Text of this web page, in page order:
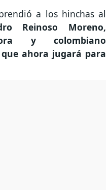
a los hinchas al
Reinoso Moreno,
y colombiano
ahora jugará para